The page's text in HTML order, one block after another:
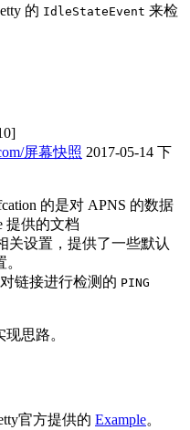
的 IdleStateEvent 来检
屏幕快照 2017-05-14 下
的是对 APNS 的数据
提供的文档
关设置，提供了一些默认
链接进行检测的 PING
思路。
官方提供的 Example。